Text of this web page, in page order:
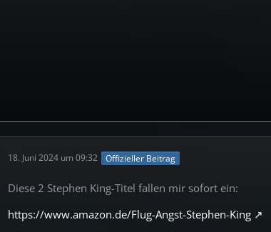
18. Juni 2024 um 09:32 Offizieller Beitrag
Diese 2 Stephen King-Titel fallen mir sofort ein:
https://www.amazon.de/Flug-Angst-Stephen-King